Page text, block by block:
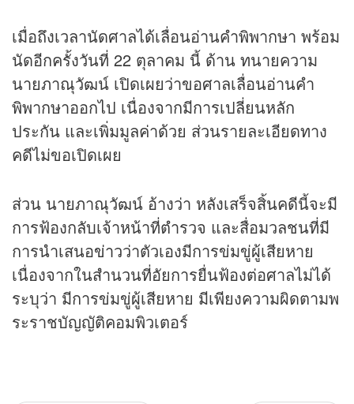
เมื่อถึงเวลานัดศาลได้เลื่อนอ่านคำพิพากษา พร้อม
นัดอีกครั้งวันที่ 22 ตุลาคม นี้ ด้าน ทนายความ
นายภาณุวัฒน์ เปิดเผยว่าขอศาลเลื่อนอ่านคำ
พิพากษาออกไป เนื่องจากมีการเปลี่ยนหลัก
ประกัน และเพิ่มมูลค่าด้วย ส่วนรายละเอียดทาง
คดีไม่ขอเปิดเผย
ส่วน นายภาณุวัฒน์ อ้างว่า หลังเสร็จสิ้นคดีนี้จะมี
การฟ้องกลับเจ้าหน้าที่ตำรวจ และสื่อมวลชนที่มี
การนำเสนอข่าวว่าตัวเองมีการข่มขู่ผู้เสียหาย
เนื่องจากในสำนวนที่อัยการยื่นฟ้องต่อศาลไม่ได้
ระบุว่า มีการข่มขู่ผู้เสียหาย มีเพียงความผิดตามพ
ระราชบัญญัติคอมพิวเตอร์